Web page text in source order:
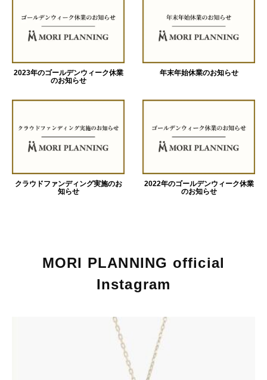
2023年のゴールデンウィーク休業
のお知らせ
年末年始休業のお知らせ
クラウドファンディング実施のお
知らせ
2022年のゴールデンウィーク休業
のお知らせ
MORI PLANNING official
Instagram